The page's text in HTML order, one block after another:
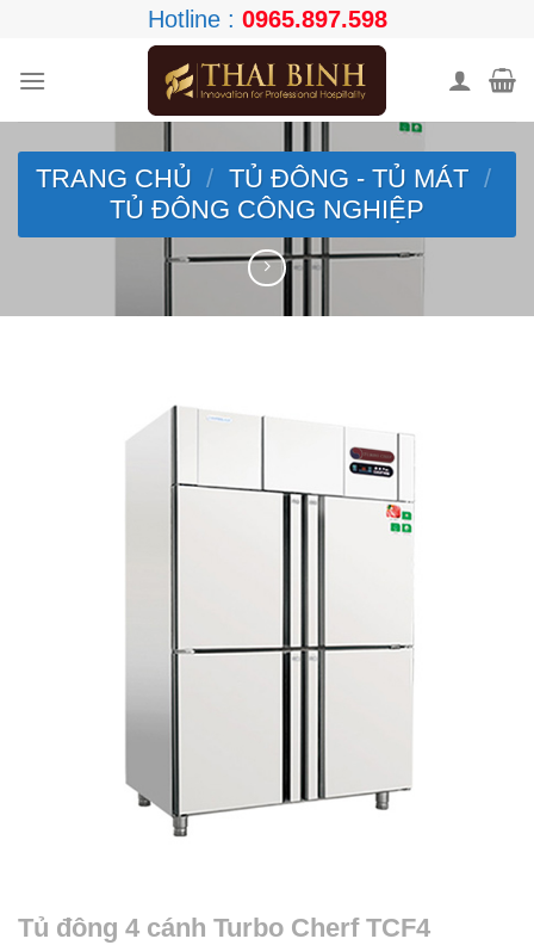
content
Hotline : 0965.897.598
TRANG CHỦ / TỦ ĐÔNG - TỦ MÁT /
TỦ ĐÔNG CÔNG NGHIỆP
Tủ đông 4 cánh Turbo Cherf TCF4